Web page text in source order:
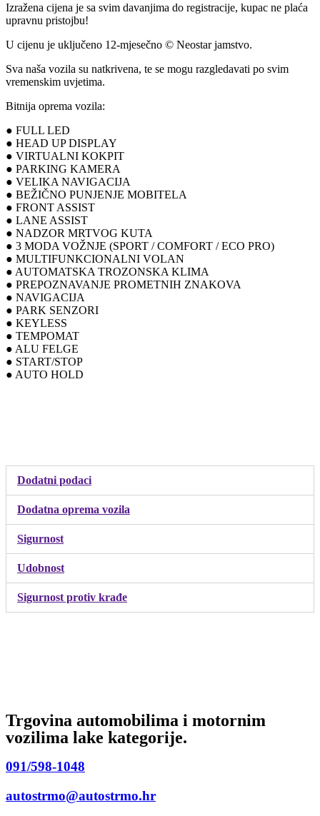
Izražena cijena je sa svim davanjima do registracije, kupac ne plaća
upravnu pristojbu!
U cijenu je uključeno 12-mjesečno © Neostar jamstvo.
Sva naša vozila su natkrivena, te se mogu razgledavati po svim
vremenskim uvjetima.
Bitnija oprema vozila:
● FULL LED
● HEAD UP DISPLAY
● VIRTUALNI KOKPIT
● PARKING KAMERA
● VELIKA NAVIGACIJA
● BEŽIČNO PUNJENJE MOBITELA
● FRONT ASSIST
● LANE ASSIST
● NADZOR MRTVOG KUTA
● 3 MODA VOŽNJE (SPORT / COMFORT / ECO PRO)
● MULTIFUNKCIONALNI VOLAN
● AUTOMATSKA TROZONSKA KLIMA
● PREPOZNAVANJE PROMETNIH ZNAKOVA
● NAVIGACIJA
● PARK SENZORI
● KEYLESS
● TEMPOMAT
● ALU FELGE
● START/STOP
● AUTO HOLD
Dodatni podaci
Dodatna oprema vozila
Sigurnost
Udobnost
Sigurnost protiv krađe
Trgovina automobilima i motornim
vozilima lake kategorije.
091/598-1048
autostrmo@autostrmo.hr